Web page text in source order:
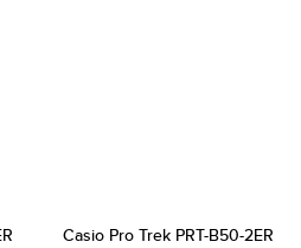
Casio Pro Trek PRT-B50-2ER